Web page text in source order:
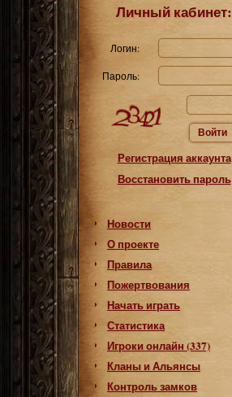
Личный кабинет:
Логин:
Пароль:
Войти
Регистрация аккаунта
Восстановить пароль
Новости
О проекте
Правила
Пожертвования
Начать играть
Статистика
Игроки онлайн (337)
Кланы и Альянсы
Контроль замков